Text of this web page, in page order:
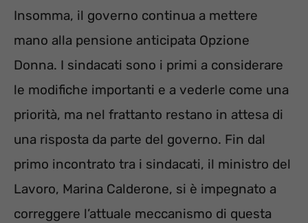
Insomma, il governo continua a mettere
mano alla pensione anticipata Opzione
Donna. I sindacati sono i primi a considerare
le modifiche importanti e a vederle come una
priorità, ma nel frattanto restano in attesa di
una risposta da parte del governo. Fin dal
primo incontrato tra i sindacati, il ministro del
Lavoro, Marina Calderone, si è impegnato a
correggere l’attuale meccanismo di questa